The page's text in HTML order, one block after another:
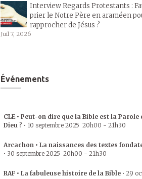
Interview Regards Protestants :
prier le Notre Père en araméen
rapprocher de Jésus ?
Juil 7, 2026
Événements
CLE • Peut-on dire que la Bible est la Parole
Dieu ? • 10 septembre 2025 20h00 - 21h30
Arcachon • La naissances des textes
• 30 septembre 2025 20h00 - 21h30
RAF • La fabuleuse histoire de la Bible • 29